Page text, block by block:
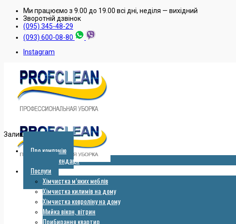
Ми працюємо з 9.00 до 19.00 всі дні, неділя — вихідний
Зворотнiй дзвiнок
(095) 345-48-29
(093) 600-08-80
Instagram
Залишити заявку
Про компанію
Рекомендації
Послуги
Хімчистка м’яких меблів
Хімчистка килимів на дому
Хімчистка ковроліну на дому
Мийка вікон, вітрин
Прибирання квартир